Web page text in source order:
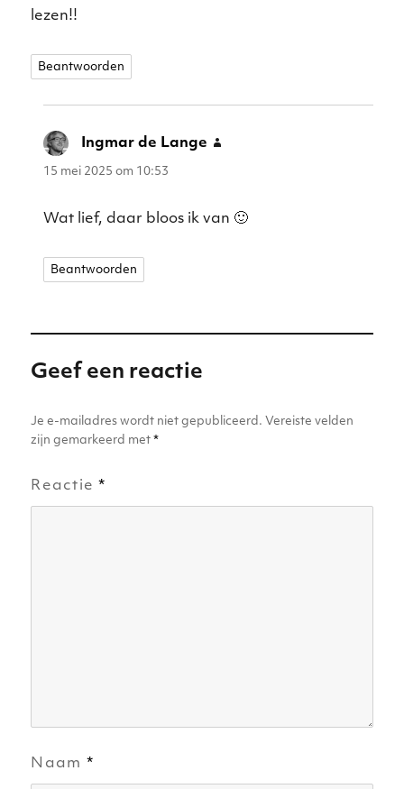
lezen!!
Beantwoorden
Ingmar de Lange
15 mei 2025 om 10:53
Wat lief, daar bloos ik van 🙂
Beantwoorden
Geef een reactie
Je e-mailadres wordt niet gepubliceerd. Vereiste velden
zijn gemarkeerd met*
Reactie*
Naam *